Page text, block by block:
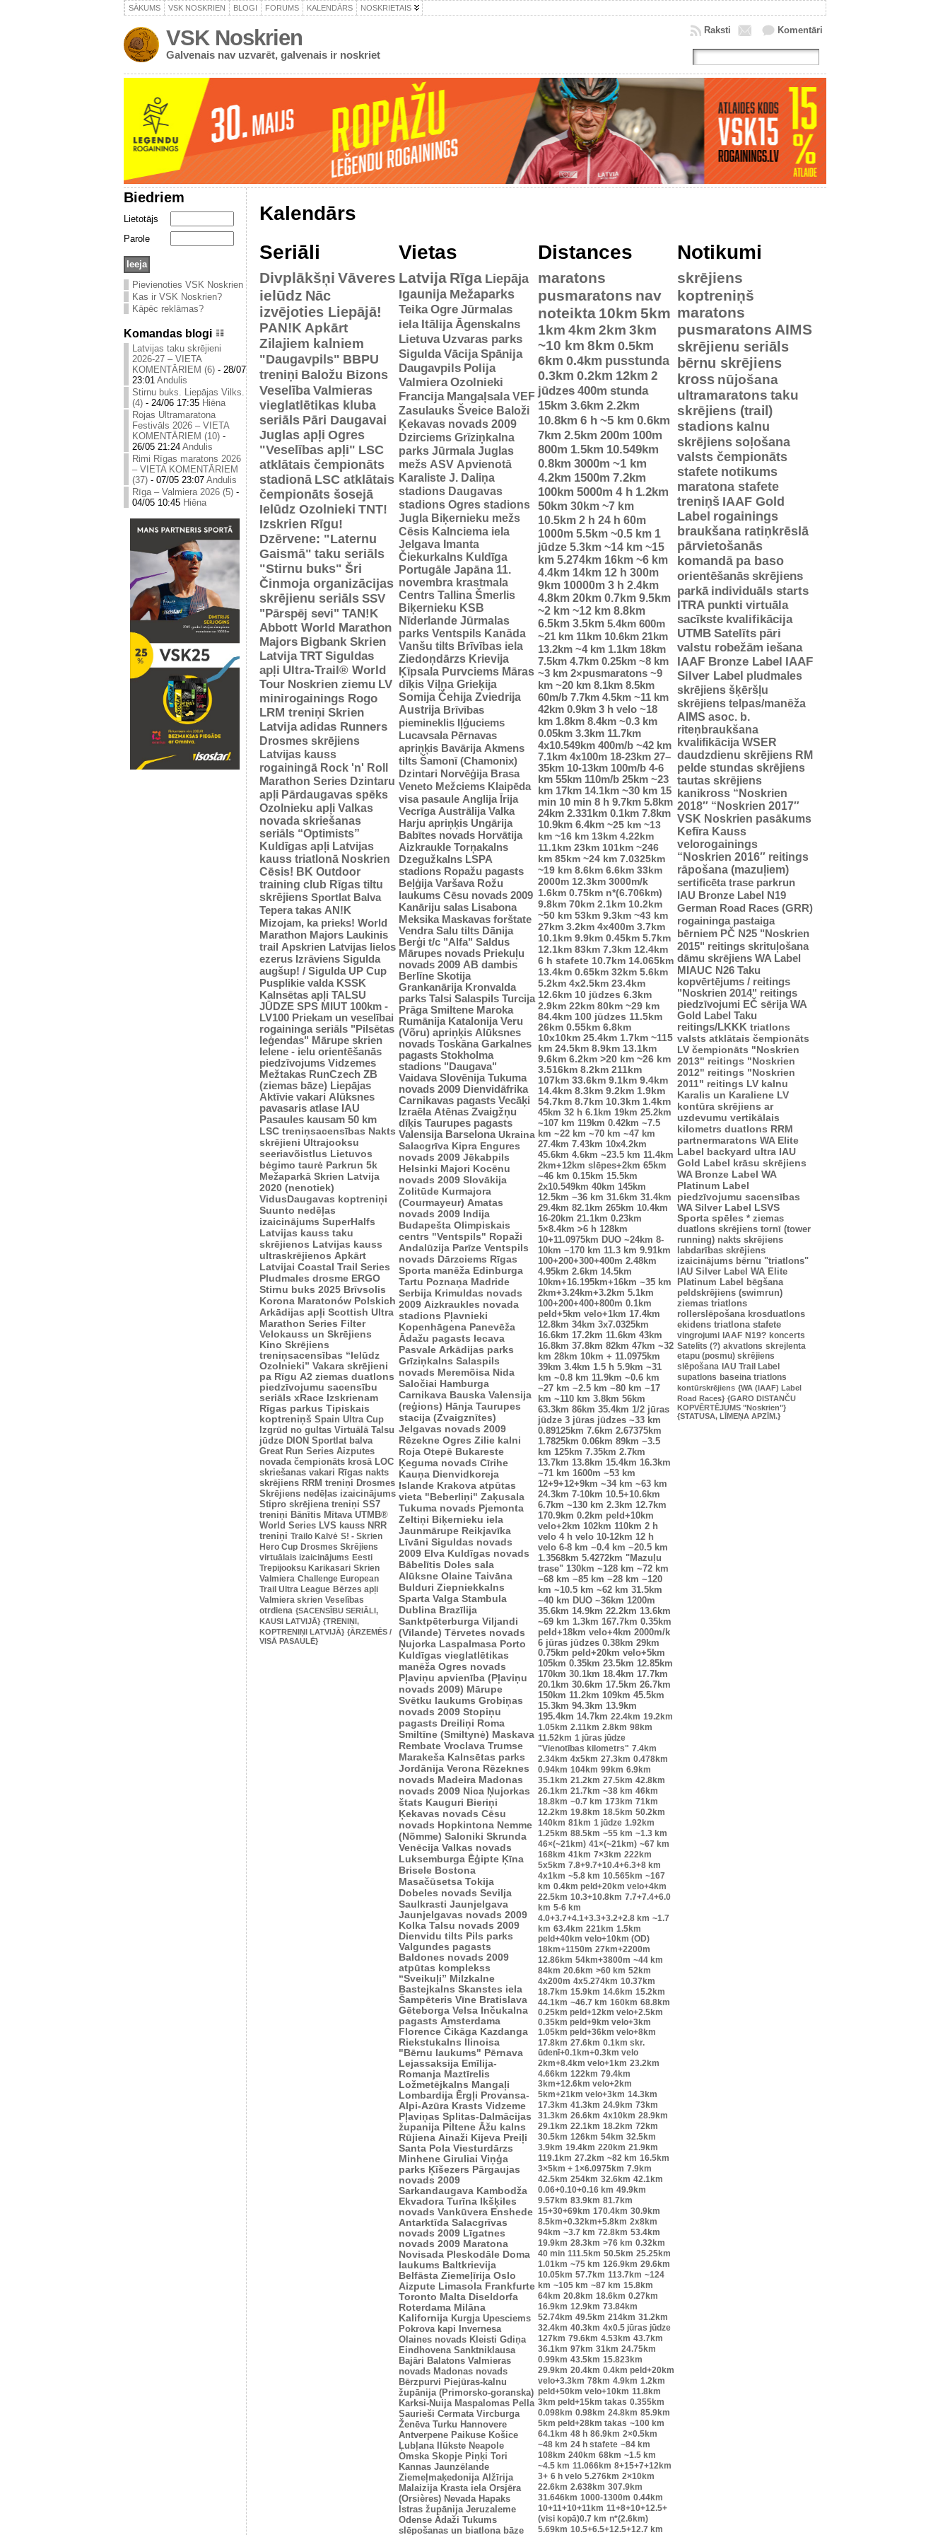
SĀKUMS VSK NOSKRIEN BLOGI FORUMS KALENDĀRS NOSKRIETAIS
VSK Noskrien
Galvenais nav uzvarēt, galvenais ir noskriet
Komentāri
Raksti
Biedriem
Lietotājs
Parole
Pievienoties VSK Noskrien
Kas ir VSK Noskrien?
Kāpēc reklāmas?
Komandas blogi
Latvijas taku skrējieni
2026-27 – VIETA
KOMENTĀRIEM (6) - 28/07
23:01 Andulis
Stirnu buks. Liepājas Vilks.
(4) - 24/06 17:35 Hiēna
Rojas Ultramaratona
Festivāls 2026 – VIETA
KOMENTĀRIEM (10) -
26/05 21:24 Andulis
Rimi Rīgas maratons 2026
– VIETA KOMENTĀRIEM
(37) - 07/05 23:07 Andulis
Rīga – Valmiera 2026 (5) -
04/05 10:45 Hiēna
Kalendārs
Seriāli
Divplākšņi Vāveres
ielūdz Nāc
izvējoties Liepājā!
PAN!K Apkārt
Zilajiem kalniem
"Daugavpils" BBPU
treniņi Baložu Bizons
Veselība Valmieras
vieglatlētikas kluba
seriāls Pāri Daugavai
Juglas apļi Ogres
"Veselības apļi" LSC
atklātais čempionāts
stadionā LSC atklātais
čempionāts šosejā
Ielūdz Ozolnieki TNT!
Izskrien Rīgu!
Dzērvene: "Laternu
Gaismā" taku seriāls
"Stirnu buks" Šri
Činmoja organizācijas
skrējienu seriāls SSV
"Pārspēj sevi" TAN!K
Abbott World Marathon
Majors Bigbank Skrien
Latvija TRT Siguldas
apļi Ultra-Trail® World
Tour Noskrien ziemu LV
minirogainings Rogo
LRM treniņi Skrien
Latvija adidas Runners
Drosmes skrējiens
Latvijas kauss
rogainingā Rock 'n' Roll
Marathon Series Dzintaru
apļi Pārdaugavas spēks
Ozolnieku apļi Valkas
novada skriešanas
seriāls “Optimists”
Kuldīgas apļi Latvijas
kauss triatlonā Noskrien
Cēsis! BK Outdoor
training club Rīgas tiltu
skrējiens Sportlat Balva
Tepera takas AN!K
Mizojam, ka prieks! World
Marathon Majors Laukinis
trail Apskrien Latvijas lielos
ezerus Izrāviens Sigulda
augšup! / Sigulda UP Cup
Pusplikie valda KSSK
Kalnsētas apļi TALSU
JŪDZE SPS MIUT 100km -
LV100 Priekam un veselībai
rogaininga seriāls "Pilsētas
leģendas" Mārupe skrien
Ielene - ielu orientēšanās
piedzīvojums Vidzemes
Mežtakas RunCzech ZB
(ziemas bāze) Liepājas
Aktīvie vakari Alūksnes
pavasaris atlase IAU
Pasaules kausam 50 km
LSC treniņsacensības Nakts
skrējieni Ultrajooksu
seeriavõistlus Lietuvos
bėgimo taurė Parkrun 5k
Mežaparkā Skrien Latvija
2020 (nenotiek)
VidusDaugavas koptreniņi
Suunto nedēļas
izaicinājums SuperHalfs
Latvijas kauss taku
skrējienos Latvijas kauss
ultraskrējienos Apkārt
Latvijai Coastal Trail Series
Pludmales drosme ERGO
Stirnu buks 2025 Brīvsolis
Korona Maratonów Polskich
Arkādijas apļi Scottish Ultra
Marathon Series Filter
Velokauss un Skrējiens
Kino Skrējiens
treniņsacensības “Ielūdz
Ozolnieki” Vakara skrējieni
pa Rīgu A2 ziemas duatlons
piedzīvojumu sacensību
seriāls xRace Izskrienam
Rīgas parkus Tipiskais
koptreniņš Spain Ultra Cup
Izgrūd no gultas Virtuālā Talsu
jūdze DION Sportlat balva
Great Run Series Aizputes
novada čempionāts krosā LOC
skriešanas vakari Rīgas nakts
skrējiens RRM treniņi Drosmes
Skrējiens nedēļas izaicinājums
Stipro skrējiena treniņi SS7
treniņi Bānītis Mītava UTMB®
World Series LVS kauss NRR
treniņi Trailo Kalvė S! - Skrien
Hero Cup Drosmes Skrējiens
virtuālais izaicinājums Eesti
Trepijooksu Karikasari Skrien
Valmiera Challenge European
Trail Ultra League Bērzes apļi
Valmiera skrien Veselības
otrdiena {SACENSĪBU SERIĀLI,
KAUSI LATVIJĀ} {TRENIŅI,
KOPTRENIŅI LATVIJĀ} {ĀRZEMĒS /
VISĀ PASAULĒ}
Vietas
Latvija Rīga Liepāja
Igaunija Mežaparks
Teika Ogre Jūrmalas
iela Itālija Āgenskalns
Lietuva Uzvaras parks
Sigulda Vācija Spānija
Daugavpils Polija
Valmiera Ozolnieki
Francija Mangaļsala VEF
Zasulauks Šveice Baloži
Ķekavas novads 2009
Dzirciems Grīziņkalna
parks Jūrmala Juglas
mežs ASV Apvienotā
Karaliste J. Daliņa
stadions Daugavas
stadions Ogres stadions
Jugla Biķernieku mežs
Cēsis Kalnciema iela
Jelgava Imanta
Čiekurkalns Kuldīga
Portugāle Japāna 11.
novembra krastmala
Centrs Tallina Šmerlis
Biķernieku KSB
Nīderlande Jūrmalas
parks Ventspils Kanāda
Vanšu tilts Brīvības iela
Ziedoņdārzs Krievija
Ķīpsala Purvciems Māras
dīķis Viļņa Grieķija
Somija Čehija Zviedrija
Austrija Brīvības
piemineklis Iļģuciems
Lucavsala Pērnavas
apriņķis Bavārija Akmens
tilts Šamonī (Chamonix)
Dzintari Norvēģija Brasa
Veneto Mežciems Klaipēda
visa pasaule Anglija Īrija
Vecrīga Austrālija Valka
Harju apriņķis Ungārija
Babītes novads Horvātija
Aizkraukle Torņakalns
Dzegužkalns LSPA
stadions Ropažu pagasts
Beļģija Varšava Rožu
laukums Cēsu novads 2009
Kanāriju salas Lisabona
Meksika Maskavas forštate
Vendra Salu tilts Dānija
Berģi t/c "Alfa" Saldus
Mārupes novads Priekuļu
novads 2009 AB dambis
Berlīne Skotija
Grankanārija Kronvalda
parks Talsi Salaspils Turcija
Prāga Smiltene Maroka
Rumānija Katalonija Veru
(Võru) apriņķis Alūksnes
novads Toskāna Garkalnes
pagasts Stokholma
stadions "Daugava"
Vaidava Slovēnija Tukuma
novads 2009 Dienvidāfrika
Carnikavas pagasts Vecāķi
Izraēla Atēnas Zvaigžņu
dīķis Taurupes pagasts
Valensija Barselona Ukraina
Salacgrīva Kipra Engures
novads 2009 Jēkabpils
Helsinki Majori Kocēnu
novads 2009 Slovākija
Zolitūde Kurmajora
(Courmayeur) Amatas
novads 2009 Indija
Budapešta Olimpiskais
centrs "Ventspils" Ropaži
Andalūzija Parīze Ventspils
novads Dārzciems Rīgas
Sporta manēža Edinburga
Tartu Poznaņa Madride
Serbija Krimuldas novads
2009 Aizkraukles novada
stadions Pļavnieki
Kopenhāgena Panevēža
Ādažu pagasts Iecava
Pasvale Arkādijas parks
Grīziņkalns Salaspils
novads Meremõisa Nida
Saločiai Hamburga
Carnikava Bauska Valensija
(reģions) Hānja Taurupes
stacija (Zvaigznītes)
Jelgavas novads 2009
Rēzekne Ogres Zilie kalni
Roja Otepē Bukareste
Ķeguma novads Cīrihe
Kauņa Dienvidkoreja
Islande Krakova atpūtas
vieta "Beberliņi" Zaķusala
Tukuma novads Pjemonta
Zeltiņi Biķernieku iela
Jaunmārupe Reikjavīka
Līvāni Siguldas novads
2009 Elva Kuldīgas novads
Bābelītis Doles sala
Alūksne Olaine Taivāna
Bulduri Ziepniekkalns
Sparta Valga Stambula
Dublina Brazīlija
Sanktpēterburga Viljandi
(Vīlande) Tērvetes novads
Ņujorka Laspalmasa Porto
Kuldīgas vieglatlētikas
manēža Ogres novads
Pļaviņu apvienība (Pļaviņu
novads 2009) Mārupe
Svētku laukums Grobiņas
novads 2009 Stopiņu
pagasts Dreiliņi Roma
Smiltīne (Smiltynė) Maskava
Rembate Vroclava Trumse
Marakeša Kalnsētas parks
Jordānija Verona Rēzeknes
novads Madeira Madonas
novads 2009 Nica Ņujorkas
štats Kauguri Bieriņi
Ķekavas novads Cēsu
novads Hopkintona Nemme
(Nõmme) Saloniki Skrunda
Venēcija Valkas novads
Luksemburga Ēģipte Ķīna
Brisele Bostona
Masačūsetsa Tokija
Dobeles novads Sevilja
Saulkrasti Jaunjelgava
Jaunjelgavas novads 2009
Kolka Talsu novads 2009
Dienvidu tilts Pils parks
Valgundes pagasts
Baldones novads 2009
atpūtas komplekss
“Sveikuļi” Milzkalne
Bastejkalns Skanstes iela
Šampēteris Vīne Bratislava
Gēteborga Velsa Inčukalna
pagasts Amsterdama
Florence Čikāga Kazdanga
Riekstukalns Ilinoisa
"Bērnu laukums" Pērnava
Lejassaksija Emīlija-
Romanja Maztīrelis
Ložmetējkalns Mangaļi
Lombardija Ērgļi Provansa-
Alpi-Azūra Krasts Vidzeme
Pļaviņas Splitas-Dalmācijas
županija Piltene Āžu kalns
Rūjiena Ainaži Kijeva Preiļi
Santa Pola Viesturdārzs
Minhene Giruliai Viņģa
parks Ķīšezers Pārgaujas
novads 2009
Sarkandaugava Kambodža
Ekvadora Turīna Ikšķiles
novads Vankūvera Enshede
Antarktīda Salacgrīvas
novads 2009 Līgatnes
novads 2009 Maratona
Novisada Pleskodāle Doma
laukums Baltkrievija
Belfāsta Ziemeļīrija Oslo
Aizpute Limasola Frankfurte
Toronto Malta Diseldorfa
Roterdama Milāna
Kalifornija Kurgja Upesciems
Pokrova kapi Invernesa
Olaines novads Kleisti Gdiņa
Eindhovena Sanktniklausa
Bajāri Balatons Valmieras
novads Madonas novads
Bērzpurvi Piejūras-kalnu
župānija (Primorsko-goranska)
Karksi-Nuija Maspalomas Pella
Saurieši Cermata Vircburga
Ženēva Turku Hannovere
Antverpene Paikuse Košice
Ļubļana Ilūkste Neapole
Omska Skopje Piņķi Tori
Kannas Jaunzēlande
Ziemeļmaķedonija Alžīrija
Malaizija Krasta iela Orsjēra
(Orsières) Nevada Hapaks
Istras župānija Jeruzaleme
Odense Ādaži Tukums
slēpošanas un biatlona bāze
Distances
maratons
pusmaratons nav
noteikta 10km 5km
1km 4km 2km 3km
~10 km 8km 0.5km
6km 0.4km pusstunda
0.3km 0.2km 12km 2
jūdzes 400m stunda
15km 3.6km 2.2km
10.8km 6 h ~5 km 0.6km
7km 2.5km 200m 100m
800m 1.5km 10.549km
0.8km 3000m ~1 km
4.2km 1500m 7.2km
100km 5000m 4 h 1.2km
50km 30km ~7 km
10.5km 2 h 24 h 60m
1000m 5.5km ~0.5 km 1
jūdze 5.3km ~14 km ~15
km 5.274km 16km ~6 km
4.4km 14km 12 h 300m
9km 10000m 3 h 2.4km
4.8km 20km 0.7km 9.5km
~2 km ~12 km 8.8km
6.5km 3.5km 5.4km 600m
~21 km 11km 10.6km 21km
13.2km ~4 km 1.1km 18km
7.5km 4.7km 0.25km ~8 km
~3 km 2×pusmaratons ~9
km ~20 km 8.1km 8.5km
60m/b 7.7km 4.5km ~11 km
42km 0.9km 3 h velo ~18
km 1.8km 8.4km ~0.3 km
0.05km 3.3km 11.7km
4x10.549km 400m/b ~42 km
7.1km 4x100m 18-23km 27–
35km 10-13km 100m/b 4-6
km 55km 110m/b 25km ~23
km 17km 14.1km ~30 km 15
min 10 min 8 h 9.7km 5.8km
24km 2.331km 0.1km 7.8km
10.9km 6.4km ~25 km ~13
km ~16 km 13km 4.22km
11.1km 23km 101km ~246
km 85km ~24 km 7.0325km
~19 km 8.6km 6.6km 33km
2000m 12.3km 3000m/k
1.6km 0.75km n*(6.706km)
9.8km 70km 2.1km 10.2km
~50 km 53km 9.3km ~43 km
27km 3.2km 4x400m 3.7km
10.1km 9.9km 0.45km 5.7km
12.1km 83km 7.3km 12.4km
6 h stafete 10.7km 14.065km
13.4km 0.65km 32km 5.6km
5.2km 4x2.5km 23.4km
12.6km 10 jūdzes 6.3km
2.9km 22km 80km ~29 km
84.4km 100 jūdzes 11.5km
26km 0.55km 6.8km
10x10km 25.4km 1.7km ~115
km 24.5km 8.9km 13.1km
9.6km 6.2km >20 km ~26 km
3.516km 8.2km 211km
107km 33.6km 9.1km 9.4km
14.4km 8.3km 9.2km 1.9km
54.7km 8.7km 10.3km 1.4km
45km 32 h 6.1km 19km 25.2km
~107 km 119km 0.42km ~7.5
km ~22 km ~70 km ~47 km
27.4km 7.43km 10x4.2km
45.6km 4.6km ~23.5 km 11.4km
2km+12km slēpes+2km 65km
~46 km 0.15km 15.5km
2x10.549km 40km 145km
12.5km ~36 km 31.6km 31.4km
29.4km 82.1km 265km 10.4km
16-20km 21.1km 0.23km
5×8.4km >6 h 128km
10+11.0975km DUO ~24km 8-
10km ~170 km 11.3 km 9.91km
100+200+300+400m 2.48km
4.95km 2.6km 14.5km
10km+16.195km+16km ~35 km
2km+3.24km+3.2km 5.1km
100+200+400+800m 0.1km
peld+5km velo+1km 17.4km
12.8km 34km 3x7.0325km
16.6km 17.2km 11.6km 43km
16.8km 37.8km 82km 47km ~32
km 28km 10km + 11.0975km
39km 3.4km 1.5 h 5.9km ~31
km ~0.8 km 11.9km ~0.6 km
~27 km ~2.5 km ~80 km ~17
km ~110 km 3.8km 56km
63.3km 86km 35.4km 1/2 jūras
jūdze 3 jūras jūdzes ~33 km
0.89125km 7.6km 2.67375km
1.7825km 0.06km 89km ~3.5
km 125km 7.35km 2.7km
13.7km 13.8km 15.4km 16.3km
~71 km 1600m ~53 km
12+9+12+9km ~34 km ~63 km
24.3km 7-10km 10.5+10.6km
6.7km ~130 km 2.3km 12.7km
170.9km 0.2km peld+10km
velo+2km 102km 110km 2 h
velo 4 h velo 10-12km 12 h
velo 6-8 km ~0.4 km ~20.5 km
1.3568km 5.4272km "Mazuļu
trase" 130km ~128 km ~72 km
~68 km ~85 km ~28 km ~120
km ~10.5 km ~62 km 31.5km
~40 km DUO ~36km 1200m
35.6km 14.9km 22.2km 13.6km
~69 km 1.3km 167.7km 0.35km
peld+18km velo+4km 2000m/k
6 jūras jūdzes 0.38km 29km
0.75km peld+20km velo+5km
105km 0.35km 23.5km 12.85km
170km 30.1km 18.4km 17.7km
20.1km 30.6km 17.5km 26.7km
150km 11.2km 109km 45.5km
15.3km 94.3km 13.9km
195.4km 14.7km 22.4km 19.2km
1.05km 2.11km 2.8km 98km
11.52km 1 jūras jūdze
"Vienotības kilometrs" 7.4km
2.34km 4x5km 27.3km 0.478km
0.94km 104km 99km 6.9km
35.1km 21.2km 27.5km 42.8km
26.1km 21.7km ~38 km 46km
18.8km ~0.7 km 173km 71km
12.2km 19.8km 18.5km 50.2km
140km 81km 1 jūdze 1.92km
1.25km 88.5km ~55 km ~1.3 km
46×(~21km) 41×(~21km) ~67 km
168km 41km 7×3km 222km
5x5km 7.8+9.7+10.4+6.3+8 km
4x1km ~5.8 km 10.565km ~167
km 0.4km peld+20km velo+4km
22.5km 10.3+10.8km 7.7+7.4+6.0
km 5-6 km
4.0+3.7+4.1+3.3+3.2+2.8 km ~1.7
km 63.4km 221km 1.5km
peld+40km velo+10km (OD)
18km+1150m 27km+2200m
12.86km 54km+3800m ~44 km
84km 20.6km >60 km 52km
4x200m 4x5.274km 10.37km
18.7km 15.9km 14.6km 15.2km
44.1km ~46.7 km 160km 68.8km
0.25km peld+12km velo+2.5km
0.35km peld+9km velo+3km
1.05km peld+36km velo+8km
17.8km 27.6km 0.1km skr.
ūdenī+0.1km+0.3km velo
2km+8.4km velo+1km 23.2km
4.66km 122km 79.4km
3km+12.6km velo+2km
5km+21km velo+3km 14.3km
17.3km 41.3km 24.9km 73km
31.3km 26.6km 4x10km 28.9km
29.1km 22.1km 18.2km 72km
30.5km 126km 54km 32.5km
3.9km 19.4km 220km 21.9km
119.1km 27.2km ~82 km 16.5km
3×5km + 1×6.0975km 7.9km
42.5km 254km 32.6km 42.1km
0.06+0.10+0.16 km 49.9km
9.57km 83.9km 81.7km
15+30+69km 170.4km 30.9km
8.5km+0.32km+5.8km 2x8km
94km ~3.7 km 72.8km 53.4km
19.9km 28.3km >76 km 0.32km
40 min 111.5km 50.5km 25.25km
1.01km ~75 km 126.9km 29.6km
10.05km 57.7km 113.7km ~124
km ~105 km ~87 km 15.8km
64km 20.8km 18.6km 0.27km
16.9km 12.9km 73.84km
52.74km 49.5km 214km 31.2km
32.4km 40.3km 4x0.5 jūras jūdze
127km 79.6km 4.53km 43.7km
36.1km 97km 31km 24.75km
0.99km 43.5km 15.823km
29.9km 20.4km 0.4km peld+20km
velo+3.3km 78km 4.9km 1.2km
peld+50km velo+10km 11.8km
3km peld+15km takas 0.355km
0.098km 0.98km 24.8km 85.9km
5km peld+28km takas ~100 km
64.1km 48 h 86.9km 2×0.5km
~48 km 24 h stafete ~84 km
108km 240km 68km ~1.5 km
~4.5 km 11.066km 8+15+7+12km
3+ 6 h velo 5.276km 2×10km
22.6km 2.638km 307.9km
31.646km 1000-1300m 0.44km
10+11+10+11km 11+8+10+12.5+
(visi kopā)0.7 km n*(2.6km)
5.69km 10.5+6.5+12.5+12.7 km
Notikumi
skrējiens
koptreniņš
maratons
pusmaratons AIMS
skrējienu seriāls
bērnu skrējiens
kross nūjošana
ultramaratons taku
skrējiens (trail)
stadions kalnu
skrējiens soļošana
valsts čempionāts
stafete notikums
maratona stafete
treniņš IAAF Gold
Label rogainings
braukšana ratiņkrēslā
pārvietošanās
komandā pa baso
orientēšanās skrējiens
parkā individuāls starts
ITRA punkti virtuāla
sacīkste kvalifikācija
UTMB Satelīts pāri
valstu robežām iešana
IAAF Bronze Label IAAF
Silver Label pludmales
skrējiens šķēršļu
skrējiens telpas/manēža
AIMS asoc. b.
riteņbraukšana
kvalifikācija WSER
daudzdienu skrējiens RM
pelde stundas skrējiens
tautas skrējiens
kanikross “Noskrien
2018″ “Noskrien 2017″
VSK Noskrien pasākums
Kefīra Kauss
velorogainings
“Noskrien 2016″ reitings
rāpošana (mazuļiem)
sertificēta trase parkrun
IAU Bronze Label N19
German Road Races (GRR)
rogaininga pastaiga
bērniem PČ N25 "Noskrien
2015" reitings skrituļošana
dāmu skrējiens WA Label
MIAUC N26 Taku
kopvērtējums / reitings
"Noskrien 2014" reitings
piedzīvojumi EČ sērija WA
Gold Label Taku
reitings/LKKK triatlons
valsts atklātais čempionāts
LV čempionāts "Noskrien
2013" reitings "Noskrien
2012" reitings "Noskrien
2011" reitings LV kalnu
Karalis un Karaliene LV
kontūra skrējiens ar
uzdevumu vertikālais
kilometrs duatlons RRM
partnermaratons WA Elite
Label backyard ultra IAU
Gold Label krāsu skrējiens
WA Bronze Label WA
Platinum Label
piedzīvojumu sacensības
WA Silver Label LSVS
Sporta spēles * ziemas
duatlons skrējiens tornī (tower
running) nakts skrējiens
labdarības skrējiens
izaicinājums bērnu "triatlons"
IAU Silver Label WA Elite
Platinum Label bēgšana
peldskrējiens (swimrun)
ziemas triatlons
rollerslēpošana krosduatlons
ekidens triatlona stafete
vingrojumi IAAF N19? koncerts
Satelīts (?) akvatlons skrejlenta
etapu (posmu) skrējiens
slēpošana
IAU Trail Label
supatlons baseina triatlons
kontūrskrējiens {WA (IAAF) Label
Road Races} {GARO DISTANČU
KOPVĒRTĒJUMS "Noskrien"}
{STATUSA, LĪMEŅA APZĪM.}